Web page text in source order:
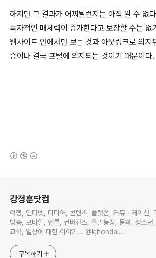
하지만 그 결과가 어찌될런지는 아직 알 수 없
독자적인 매체력이 증가한다고 보장할 수는 없
웹사이트 안에서만 보는 것과 아웃링크로 의지
승이나 결국 포털에 의지되는 것이기 때문이다.
강정훈닷컴
여행, 인터넷, 미디어, 콘텐츠, 플랫폼, 커뮤니케이션,
방송, 모바일, 언론, 컨버전스, 주말농장, 문화, 청소년
교육, 일상에 대한 이야기... @kjhondal
구독하기